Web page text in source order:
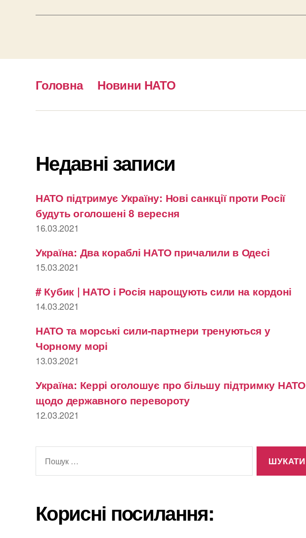
Головна Новини НАТО
Недавні записи
НАТО підтримує Україну: Нові санкції проти Росії
будуть оголошені 8 вересня
16.03.2021
Україна: Два кораблі НАТО причалили в Одесі
15.03.2021
# Кубик | НАТО і Росія нарощують сили на кордоні
14.03.2021
НАТО та морські сили-партнери тренуються у
Чорному морі
13.03.2021
Україна: Керрі оголошує про більшу підтримку НАТО
щодо державного перевороту
12.03.2021
Корисні посилання: